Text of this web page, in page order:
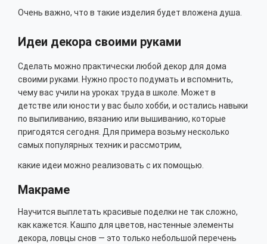
Очень важно, что в такие изделия будет вложена душа.
Идеи декора своими руками
Сделать можно практически любой декор для дома
своими руками. Нужно просто подумать и вспомнить,
чему вас учили на уроках труда в школе. Может в
детстве или юности у вас было хобби, и остались навыки
по выпиливанию, вязанию или вышиванию, которые
пригодятся сегодня. Для примера возьму несколько
самых популярных техник и рассмотрим,
какие идеи можно реализовать с их помощью.
Макраме
Научится выплетать красивые поделки не так сложно,
как кажется. Кашпо для цветов, настенные элементы
декора, ловцы снов — это только небольшой перечень